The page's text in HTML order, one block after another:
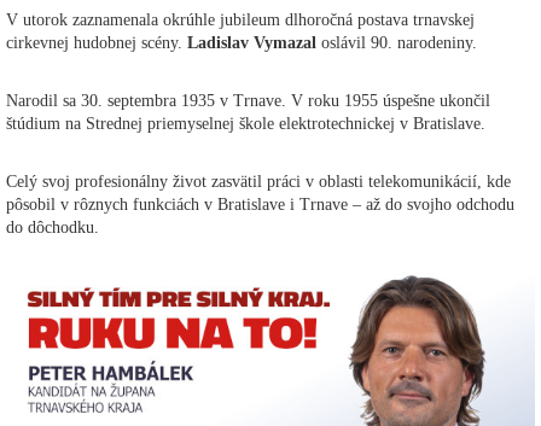
V utorok zaznamenala okrúhle jubileum dlhoročná postava trnavskej
cirkevnej hudobnej scény. Ladislav Vymazal oslávil 90. narodeniny.
Narodil sa 30. septembra 1935 v Trnave. V roku 1955 úspešne ukončil
štúdium na Strednej priemyselnej škole elektrotechnickej v Bratislave.
Celý svoj profesionálny život zasvätil práci v oblasti telekomunikácií, kde
pôsobil v rôznych funkciách v Bratislave i Trnave – až do svojho odchodu
do dôchodku.